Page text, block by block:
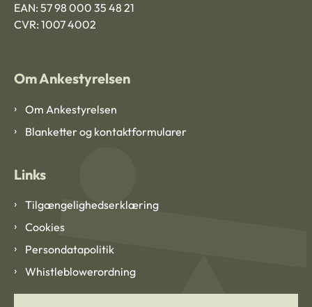
EAN: 57 98 000 35 48 21
CVR: 1007 4002
Om Ankestyrelsen
Om Ankestyrelsen
Blanketter og kontaktformularer
Links
Tilgængelighedserklæring
Cookies
Persondatapolitik
Whistleblowerordning